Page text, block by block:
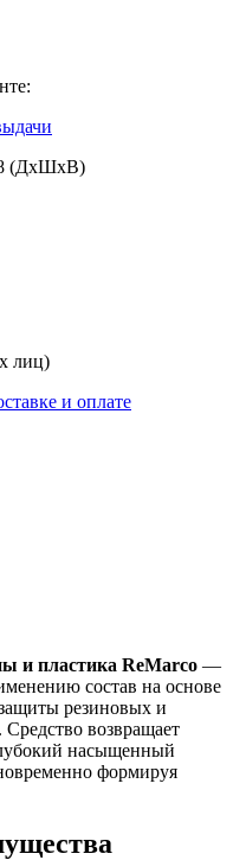
(ДхШхВ)
лиц)
и оплате
и пластика ReMarco —
состав на основе
резиновых и
возвращает
насыщенный
формируя